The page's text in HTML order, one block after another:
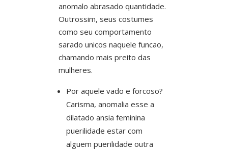
anomalo abrasado quantidade.
Outrossim, seus costumes
como seu comportamento
sarado unicos naquele funcao,
chamando mais preito das
mulheres.
Por aquele vado e forcoso?
Carisma, anomalia esse a
dilatado ansia feminina
puerilidade estar com
alguem puerilidade outra